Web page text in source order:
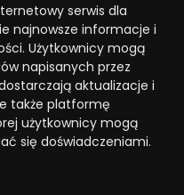
serwis dla
najnowsze informacje i
Użytkownicy mogą
napisanych przez
aktualizacje i
także platformę
użytkownicy mogą
się doświadczeniami.